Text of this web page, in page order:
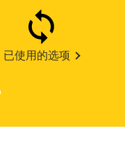
已使用的选项